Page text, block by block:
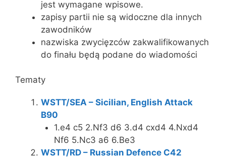
jest wymagane wpisowe.
zapisy partii nie są widoczne dla innych
zawodników
nazwiska zwycięzców zakwalifikowanych
do finału będą podane do wiadomości
Tematy
WSTT/SEA – Sicilian, English Attack
B90
1.e4 c5 2.Nf3 d6 3.d4 cxd4 4.Nxd4
Nf6 5.Nc3 a6 6.Be3
WSTT/RD – Russian Defence C42